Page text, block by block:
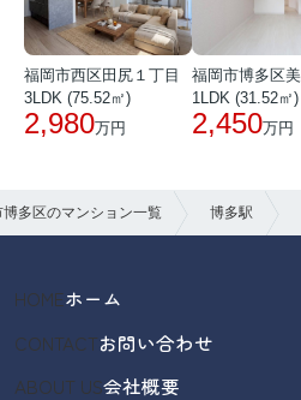
福岡市西区田尻１丁目
3LDK (75.52㎡)
2,980万円
1LDK (31.52㎡)
2,450万円
博多区のマンション一覧 博多駅
HOMEホーム
CONTACTお問い合わせ
ABOUT US会社概要